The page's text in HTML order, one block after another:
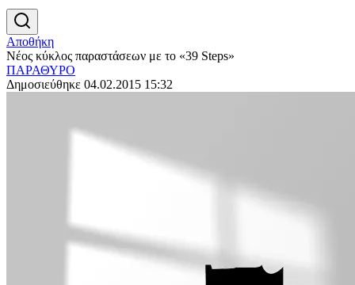
Αποθήκη
Νέος κύκλος παραστάσεων με το «39 Steps»
ΠΑΡΑΘΥΡΟ
Δημοσιεύθηκε 04.02.2015 15:32